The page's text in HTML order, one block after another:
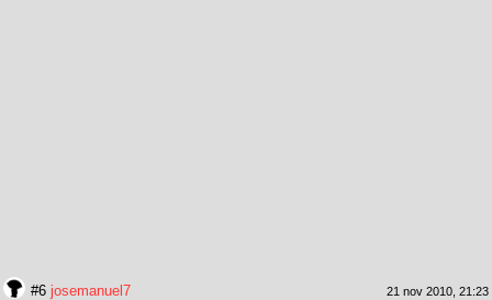
#6 josemanuel7 21 nov 2010, 21:23